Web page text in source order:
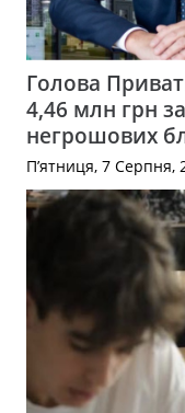
Голова
4,46 млн грн
негрошових
П’ятниця, 7 Серпня,